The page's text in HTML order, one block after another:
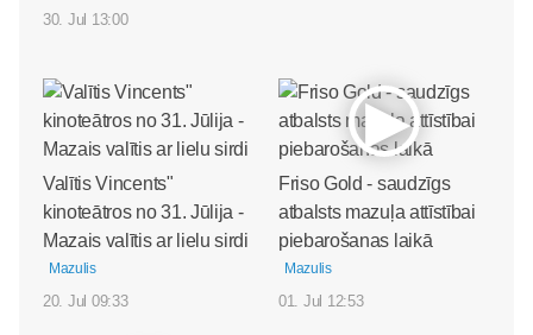
30. Jul 13:00
Valītis Vincents"
kinoteātros no 31. Jūlija -
Mazais valītis ar lielu sirdi
Mazulis
20. Jul 09:33
Friso Gold - saudzīgs
atbalsts mazuļa attīstībai
piebarošanas laikā
Mazulis
01. Jul 12:53